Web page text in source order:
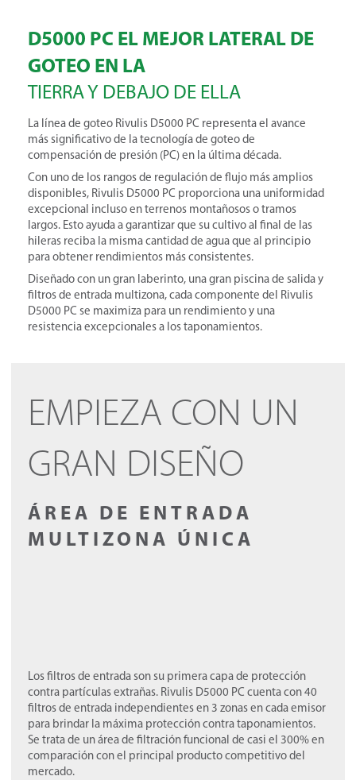
D5000 PC EL MEJOR LATERAL DE
GOTEO EN LA
TIERRA Y DEBAJO DE ELLA
La línea de goteo Rivulis D5000 PC representa el avance
más significativo de la tecnología de goteo de
compensación de presión (PC) en la última década.
Con uno de los rangos de regulación de flujo más amplios
disponibles, Rivulis D5000 PC proporciona una uniformidad
excepcional incluso en terrenos montañosos o tramos
largos. Esto ayuda a garantizar que su cultivo al final de las
hileras reciba la misma cantidad de agua que al principio
para obtener rendimientos más consistentes.
Diseñado con un gran laberinto, una gran piscina de salida y
filtros de entrada multizona, cada componente del Rivulis
D5000 PC se maximiza para un rendimiento y una
resistencia excepcionales a los taponamientos.
EMPIEZA CON UN
GRAN DISEÑO
ÁREA DE ENTRADA
MULTIZONA ÚNICA
Los filtros de entrada son su primera capa de protección
contra partículas extrañas. Rivulis D5000 PC cuenta con 40
filtros de entrada independientes en 3 zonas en cada emisor
para brindar la máxima protección contra taponamientos.
Se trata de un área de filtración funcional de casi el 300% en
comparación con el principal producto competitivo del
mercado.